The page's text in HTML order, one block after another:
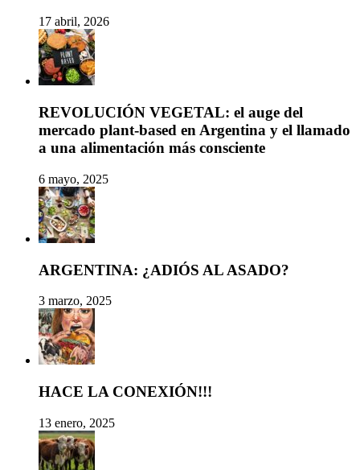
17 abril, 2026
REVOLUCIÓN VEGETAL: el auge del
mercado plant-based en Argentina y el llamado
a una alimentación más consciente
6 mayo, 2025
ARGENTINA: ¿ADIÓS AL ASADO?
3 marzo, 2025
HACE LA CONEXIÓN!!!
13 enero, 2025